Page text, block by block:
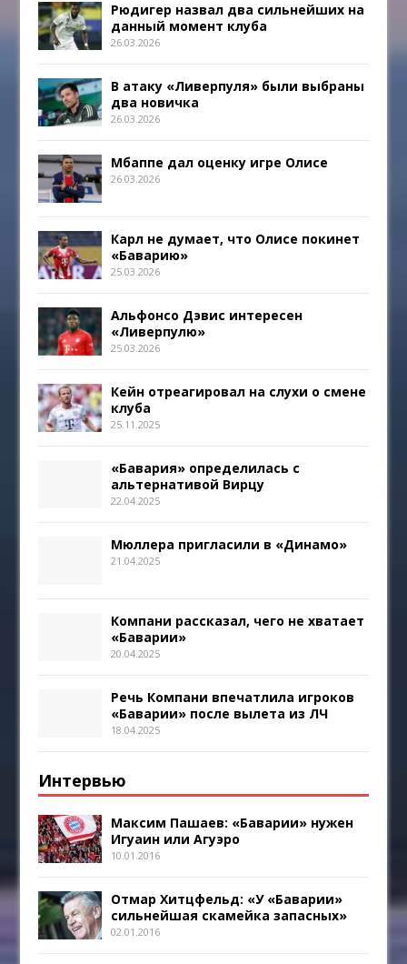
Рюдигер назвал два сильнейших на
данный момент клуба
26.03.2026
В атаку «Ливерпуля» были выбраны
два новичка
26.03.2026
Мбаппе дал оценку игре Олисе
26.03.2026
Карл не думает, что Олисе покинет
«Баварию»
25.03.2026
Альфонсо Дэвис интересен
«Ливерпулю»
25.03.2026
Кейн отреагировал на слухи о смене
клуба
25.11.2025
«Бавария» определилась с
альтернативой Вирцу
22.04.2025
Мюллера пригласили в «Динамо»
21.04.2025
Компани рассказал, чего не хватает
«Баварии»
20.04.2025
Речь Компани впечатлила игроков
«Баварии» после вылета из ЛЧ
18.04.2025
Интервью
Максим Пашаев: «Баварии» нужен
Игуаин или Агуэро
10.01.2016
Отмар Хитцфельд: «У «Баварии»
сильнейшая скамейка запасных»
02.01.2016